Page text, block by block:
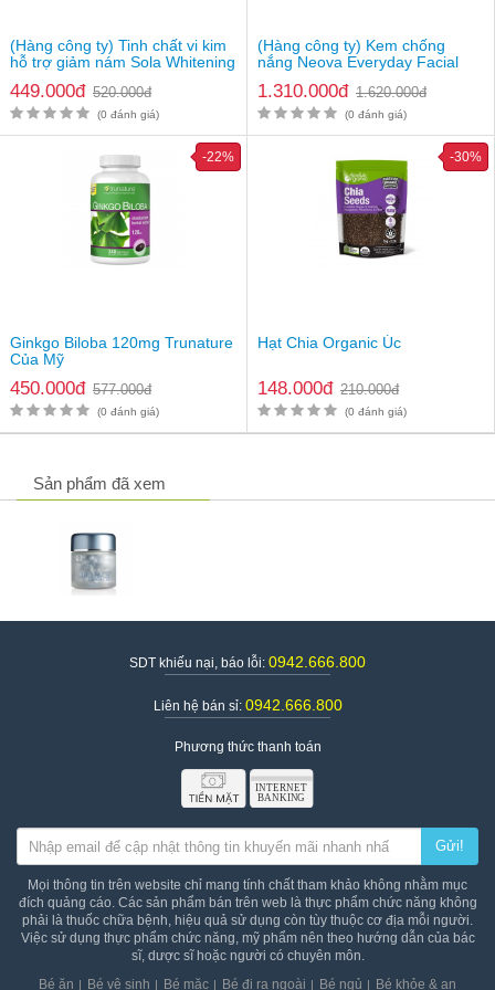
Lưu ý: Hiệu quả sử dụng mỗi người khác nhau tùy thuộc vào cơ
địa
(Hàng công ty) Tinh chất vi kim
hỗ trợ giảm nám Sola Whitening
449.000đ 520.000đ
(0 đánh giá)
(Hàng công ty) Kem chống
nắng Neova Everyday Facial
1.310.000đ 1.620.000đ
(0 đánh giá)
Ginkgo Biloba 120mg Trunature
Của Mỹ
450.000đ 577.000đ
-22%
(0 đánh giá)
Hạt Chia Organic Úc
148.000đ 210.000đ
-30%
(0 đánh giá)
Sản phẩm đã xem
SDT khiếu nại, báo lỗi: 0942.666.800
Liên hệ bán sỉ: 0942.666.800
Phương thức thanh toán
Gửi!
Mọi thông tin trên website chỉ mang tính chất tham khảo không nhằm mục
đích quảng cáo. Các sản phẩm bán trên web là thực phẩm chức năng không
phải là thuốc chữa bệnh, hiệu quả sử dụng còn tùy thuộc cơ địa mỗi người.
Việc sử dụng thực phẩm chức năng, mỹ phẩm nên theo hướng dẫn của bác
sĩ, dược sĩ hoặc người có chuyên môn.
Bé ăn
Bé vệ sinh Bé mặc Bé đi ra ngoài Bé ngủ Bé khỏe & an